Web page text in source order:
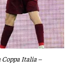
Coppa Italia –